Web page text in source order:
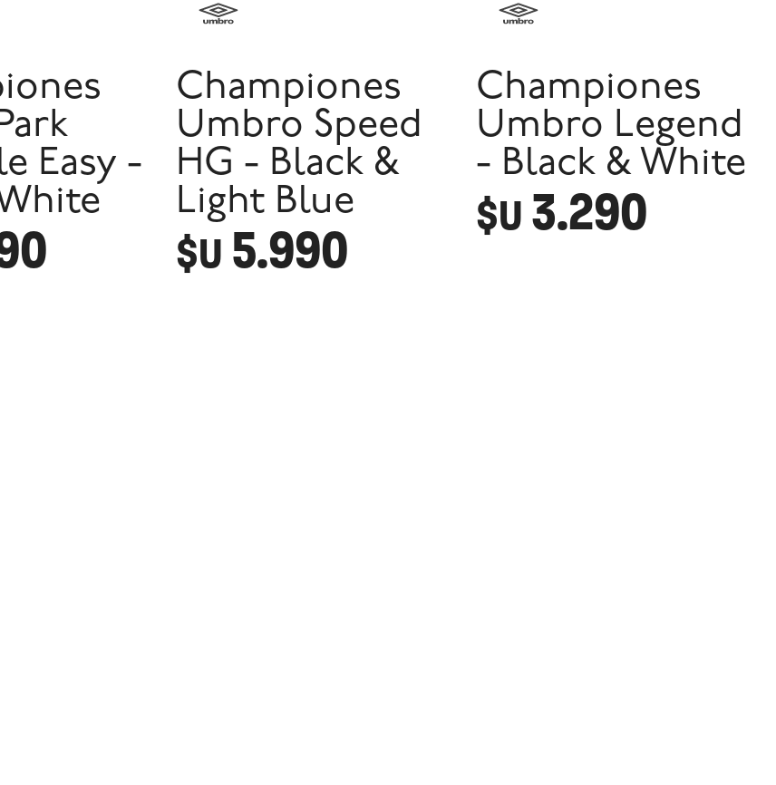
Easy -
Championes
Umbro Speed
HG - Black &
Light Blue
$U 5.990
Championes
Umbro Legend
- Black & White
$U 3.290